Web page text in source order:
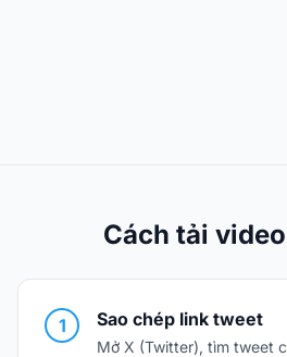
Cách tải
1 Sao chép link tweet
Mở X (Twitter), tìm tweet